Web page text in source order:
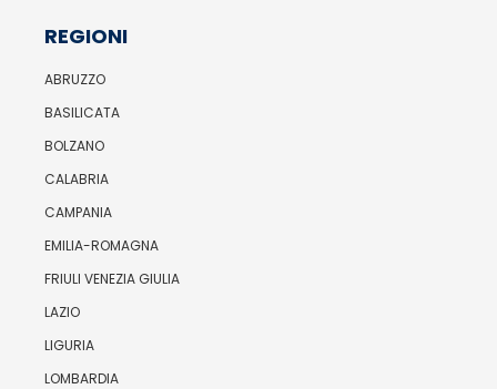
REGIONI
ABRUZZO
BASILICATA
BOLZANO
CALABRIA
CAMPANIA
EMILIA-ROMAGNA
FRIULI VENEZIA GIULIA
LAZIO
LIGURIA
LOMBARDIA